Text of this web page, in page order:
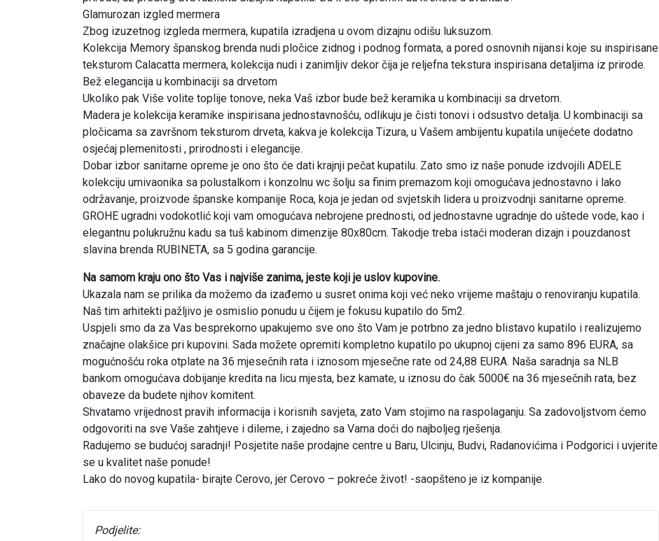
Glamurozan izgled mermera
Zbog izuzetnog izgleda mermera, kupatila izradjena u ovom dizajnu odišu luksuzom.
Kolekcija Memory španskog brenda nudi pločice zidnog i podnog formata, a pored osnovnih nijansi koje su inspirisane
teksturom Calacatta mermera, kolekcija nudi i zanimljiv dekor čija je reljefna tekstura inspirisana detaljima iz prirode.
Bež elegancija u kombinaciji sa drvetom
Ukoliko pak Više volite toplije tonove, neka Vaš izbor bude bež keramika u kombinaciji sa drvetom.
Madera je kolekcija keramike inspirisana jednostavnošću, odlikuju je čisti tonovi i odsustvo detalja. U kombinaciji sa
pločicama sa završnom teksturom drveta, kakva je kolekcija Tizura, u Vašem ambijentu kupatila unijećete dodatno
osjećaj plemenitosti , prirodnosti i elegancije.
Dobar izbor sanitarne opreme je ono što će dati krajnji pečat kupatilu. Zato smo iz naše ponude izdvojili ADELE
kolekciju umivaonika sa polustalkom i konzolnu wc šolju sa finim premazom koji omogućava jednostavno i lako
održavanje, proizvode španske kompanije Roca, koja je jedan od svjetskih lidera u proizvodnji sanitarne opreme.
GROHE ugradni vodokotlić koji vam omogućava nebrojene prednosti, od jednostavne ugradnje do uštede vode, kao i
elegantnu polukružnu kadu sa tuš kabinom dimenzije 80x80cm. Takodje treba istaći moderan dizajn i pouzdanost
slavina brenda RUBINETA, sa 5 godina garancije.
Na samom kraju ono što Vas i najviše zanima, jeste koji je uslov kupovine.
Ukazala nam se prilika da možemo da izađemo u susret onima koji već neko vrijeme maštaju o renoviranju kupatila.
Naš tim arhitekti pažljivo je osmislio ponudu u čijem je fokusu kupatilo do 5m2.
Uspjeli smo da za Vas besprekorno upakujemo sve ono što Vam je potrbno za jedno blistavo kupatilo i realizujemo
značajne olakšice pri kupovini. Sada možete opremiti kompletno kupatilo po ukupnoj cijeni za samo 896 EURA, sa
mogućnošću roka otplate na 36 mjesečnih rata i iznosom mjesečne rate od 24,88 EURA. Naša saradnja sa NLB
bankom omogućava dobijanje kredita na licu mjesta, bez kamate, u iznosu do čak 5000€ na 36 mjesečnih rata, bez
obaveze da budete njihov komitent.
Shvatamo vrijednost pravih informacija i korisnih savjeta, zato Vam stojimo na raspolaganju. Sa zadovoljstvom ćemo
odgovoriti na sve Vaše zahtjeve i dileme, i zajedno sa Vama doći do najboljeg rješenja.
Radujemo se budućoj saradnji! Posjetite naše prodajne centre u Baru, Ulcinju, Budvi, Radanovićima i Podgorici i uvjerite
se u kvalitet naše ponude!
Lako do novog kupatila- birajte Cerovo, jer Cerovo – pokreće život! -saopšteno je iz kompanije.
Podjelite: